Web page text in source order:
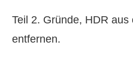
Teil 2. Gründe, HDR aus
entfernen.